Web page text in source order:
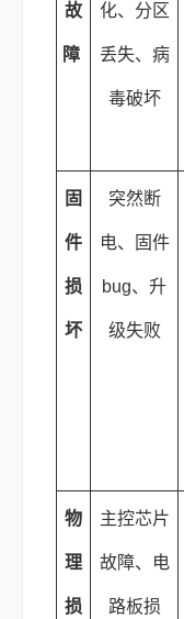
故
障
化、分区
丢失、病
毒破坏
固
件
损
坏
突然断
电、固件
bug、升
级失败
物
理
损
主控芯片
故障、电
路板损